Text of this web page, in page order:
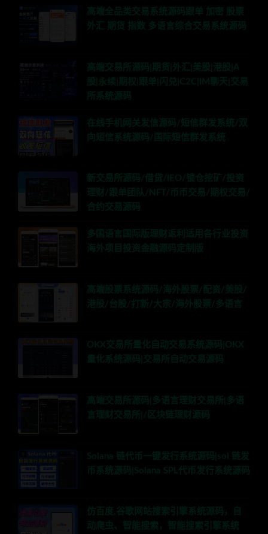
高端全品类交易系统源码跟单 加密 股票
外汇 期货 指数 多语言综合交易系统源码
高端交易所源码|期货|外汇|美股|港股|A
股|永续|期权|跟单|闪兑|C2C|IM聊天|交易
所系统源码
在线手机网关发信源码/短信群发系统/双
向短信系统源码/国际短信群发系统
新交易所源码/借贷/IEO/锁仓挖矿/投资
理财/跟单团队/NFT/币币交易/期权交易/
合约交易源码
多国语言国际版理财返利适用各行业投资
海外项目投资金融源码定制版
高端股票系统源码/海外股票/配资/美股/
港股/台股/打新/大宗/海外股票/多语言
OKX交易所量化自动交易系统源码|OKX
量化系统源码|交易所自动交易源码
高端交易所源码|多语言理财交易所|多语
言理财交易所|/区块链理财源码
Solana 链代币一键发行系统源码|sol 链发
币系统源码|Solana SPL代币发行系统源码
仿百度,谷歌网站搜索引擎系统源码，自
动爬虫、智能搜索，智能搜索引擎系统